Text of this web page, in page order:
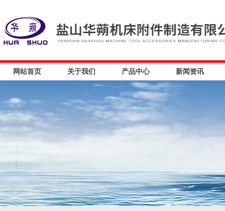
网站首页 关于我们 产品中心 新闻资讯